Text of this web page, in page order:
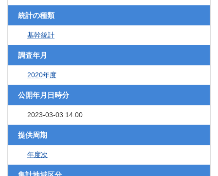
統計の種類
基幹統計
調査年月
2020年度
公開年月日時分
2023-03-03 14:00
提供周期
年度次